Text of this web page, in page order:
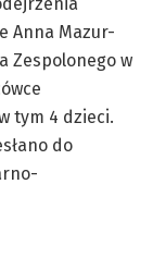
Anna Mazur-
Zespolonego w
tym 4 dzieci.
do